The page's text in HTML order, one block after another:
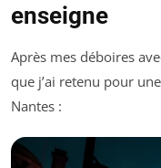
enseigne
Après mes déboires
que j’ai retenu pour une
Nantes :